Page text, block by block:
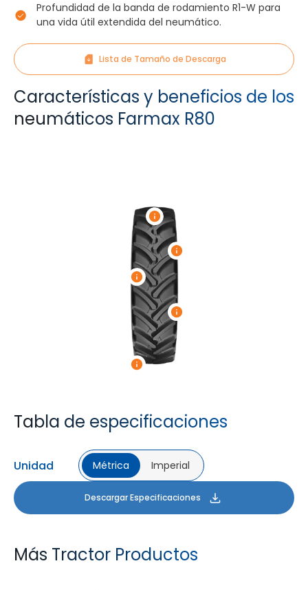
Profundidad de la banda de rodamiento R1-W para
una vida útil extendida del neumático.
Lista de Tamaño de Descarga
Características y beneficios de los
neumáticos Farmax R80
Tabla de especificaciones
Unidad Métrica Imperial
Descargar Especificaciones
Más Tractor Productos